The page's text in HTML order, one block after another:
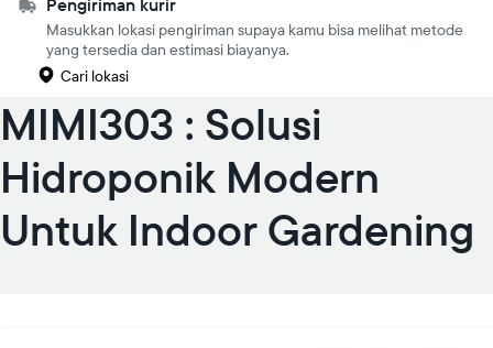
Masukkan lokasi pengiriman supaya kamu bisa melihat metode
yang tersedia dan estimasi biayanya.
Cari lokasi
MIMI303 : Solusi
Hidroponik Modern
Untuk Indoor Gardening